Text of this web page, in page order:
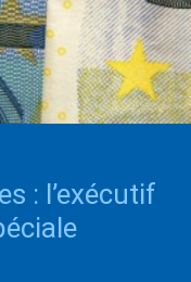
: l’exécutif